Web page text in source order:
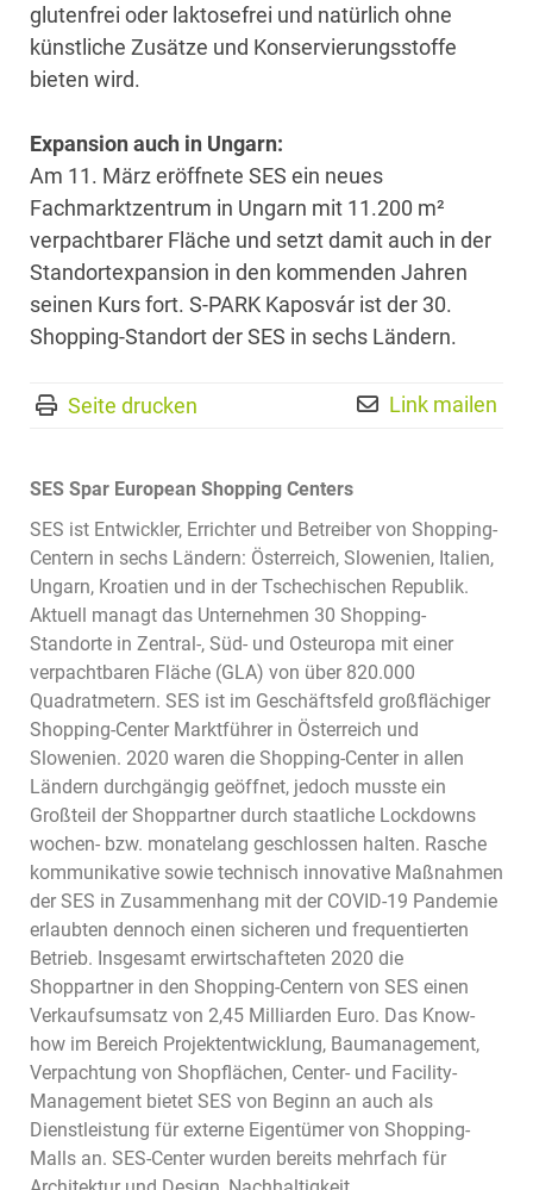
glutenfrei oder laktosefrei und natürlich ohne
künstliche Zusätze und Konservierungsstoffe
bieten wird.
Expansion auch in Ungarn:
Am 11. März eröffnete SES ein neues
Fachmarktzentrum in Ungarn mit 11.200 m²
verpachtbarer Fläche und setzt damit auch in der
Standortexpansion in den kommenden Jahren
seinen Kurs fort. S-PARK Kaposvár ist der 30.
Shopping-Standort der SES in sechs Ländern.
Seite drucken Link mailen
SES Spar European Shopping Centers
SES ist Entwickler, Errichter und Betreiber von Shopping-
Centern in sechs Ländern: Österreich, Slowenien, Italien,
Ungarn, Kroatien und in der Tschechischen Republik.
Aktuell managt das Unternehmen 30 Shopping-
Standorte in Zentral-, Süd- und Osteuropa mit einer
verpachtbaren Fläche (GLA) von über 820.000
Quadratmetern. SES ist im Geschäftsfeld großflächiger
Shopping-Center Marktführer in Österreich und
Slowenien. 2020 waren die Shopping-Center in allen
Ländern durchgängig geöffnet, jedoch musste ein
Großteil der Shoppartner durch staatliche Lockdowns
wochen- bzw. monatelang geschlossen halten. Rasche
kommunikative sowie technisch innovative Maßnahmen
der SES in Zusammenhang mit der COVID-19 Pandemie
erlaubten dennoch einen sicheren und frequentierten
Betrieb. Insgesamt erwirtschafteten 2020 die
Shoppartner in den Shopping-Centern von SES einen
Verkaufsumsatz von 2,45 Milliarden Euro. Das Know-
how im Bereich Projektentwicklung, Baumanagement,
Verpachtung von Shopflächen, Center- und Facility-
Management bietet SES von Beginn an auch als
Dienstleistung für externe Eigentümer von Shopping-
Malls an. SES-Center wurden bereits mehrfach für